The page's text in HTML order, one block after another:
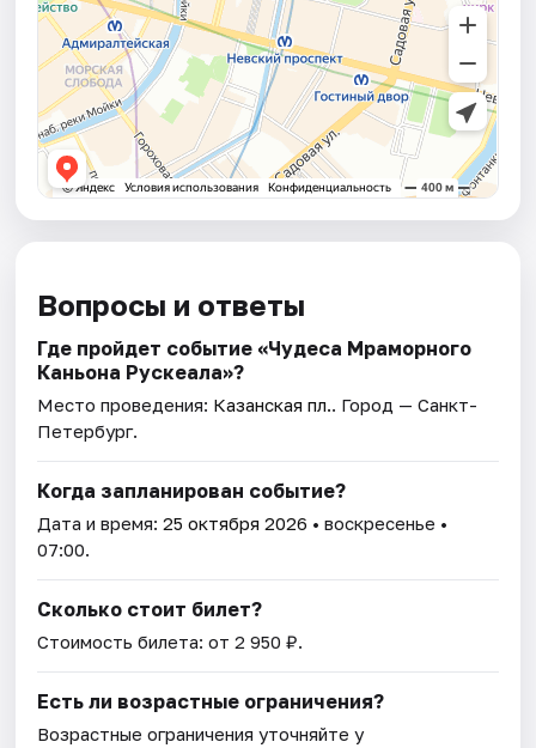
Вопросы и ответы
Где пройдет событие «Чудеса Мраморного
Каньона Рускеала»?
Место проведения: Казанская пл.. Город — Санкт-
Петербург.
Когда запланирован событие?
Дата и время:25 октября 2026 • воскресенье •
07:00.
Сколько стоит билет?
Стоимость билета: от 2 950 ₽.
Есть ли возрастные ограничения?
Возрастные ограничения уточняйте у